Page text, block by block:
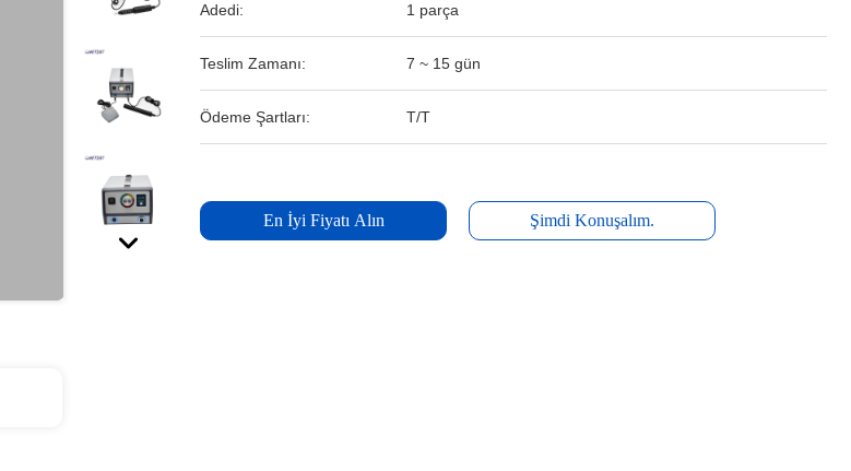
Adedi: 1 parça
Teslim Zamanı: 7 ~ 15 gün
Ödeme Şartları: T/T
En İyi Fiyatı Alın Şimdi Konuşalım.